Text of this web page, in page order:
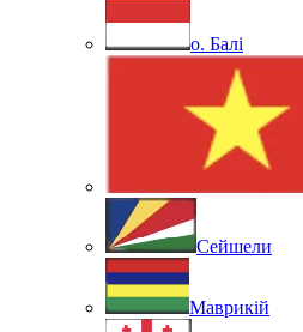
о. Балі
Сейшели
Маврикій